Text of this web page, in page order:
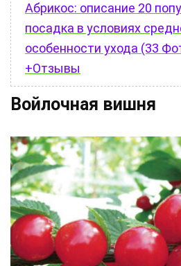
Абрикос: описание 20
посадка в условиях
особенности ухода (33
+Отзывы
Войлочная вишня